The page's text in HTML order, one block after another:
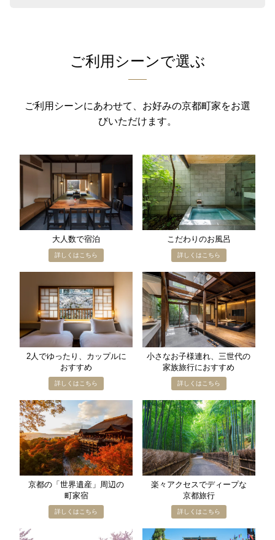
ご利用シーンで選ぶ
ご利用シーンにあわせて、お好みの京都町家をお選
びいただけます。
大人数で​宿泊 こだわりの​お風呂
2人で​ゆったり、​カップルに​
おすすめ
小さな​お子様​連れ、​三世代の​
家族旅行に​おすすめ
京都の​「世界遺産」​周辺の​
町家宿
楽々アクセスで​ディープな​
京都旅行